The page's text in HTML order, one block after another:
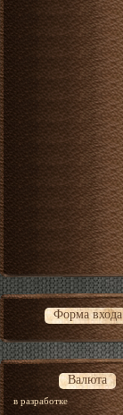
Форма входа
Валюта
в разработке